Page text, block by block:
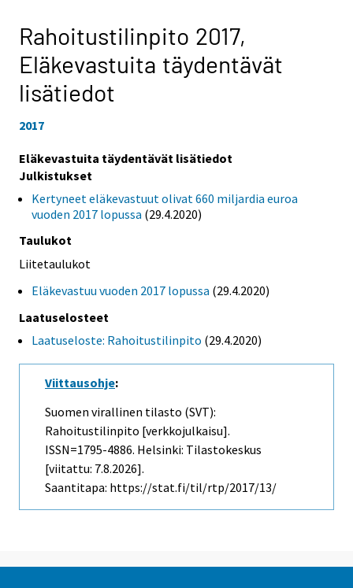
Rahoitustilinpito 2017,
Eläkevastuita täydentävät
lisätiedot
2017
Eläkevastuita täydentävät lisätiedot
Julkistukset
Kertyneet eläkevastuut olivat 660 miljardia euroa
vuoden 2017 lopussa (29.4.2020)
Taulukot
Liitetaulukot
Eläkevastuu vuoden 2017 lopussa (29.4.2020)
Laatuselosteet
Laatuseloste: Rahoitustilinpito (29.4.2020)
Viittausohje:
Suomen virallinen tilasto (SVT):
Rahoitustilinpito [verkkojulkaisu].
ISSN=1795-4886. Helsinki: Tilastokeskus
[viitattu: 7.8.2026].
Saantitapa: https://stat.fi/til/rtp/2017/13/